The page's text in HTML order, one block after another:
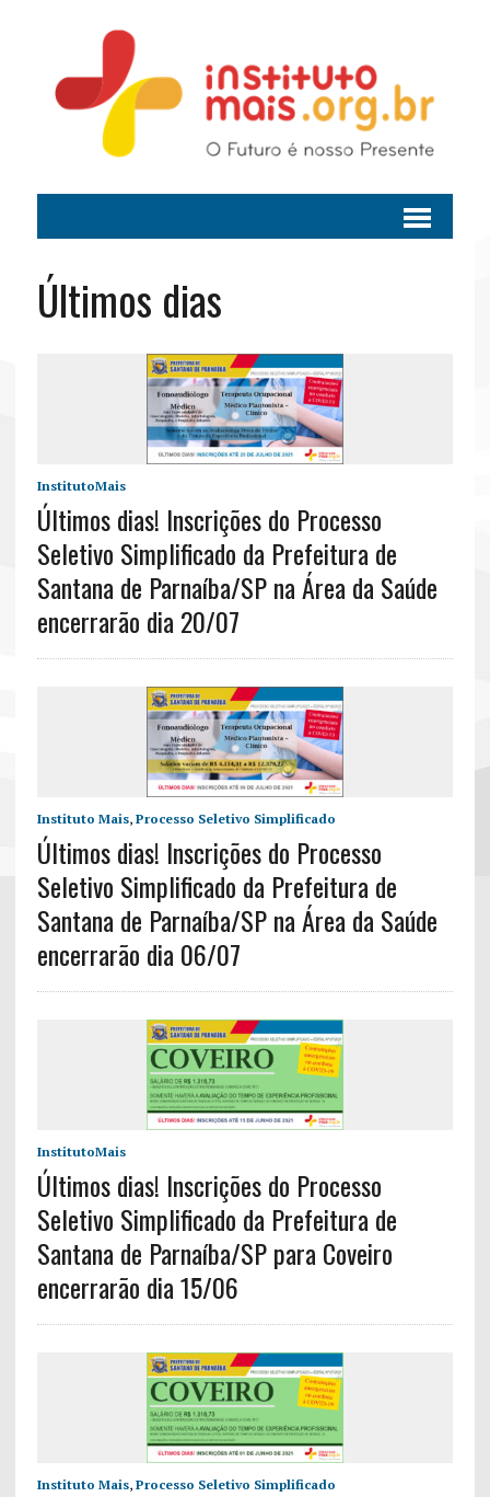
Últimos dias
InstitutoMais
Últimos dias! Inscrições do Processo
Seletivo Simplificado da Prefeitura de
Santana de Parnaíba/SP na Área da Saúde
encerrarão dia 20/07
Instituto Mais, Processo Seletivo Simplificado
Últimos dias! Inscrições do Processo
Seletivo Simplificado da Prefeitura de
Santana de Parnaíba/SP na Área da Saúde
encerrarão dia 06/07
InstitutoMais
Últimos dias! Inscrições do Processo
Seletivo Simplificado da Prefeitura de
Santana de Parnaíba/SP para Coveiro
encerrarão dia 15/06
Instituto Mais, Processo Seletivo Simplificado